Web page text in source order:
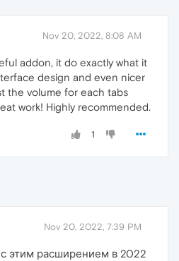
Nov 20, 2022, 8:08 AM
addon, it do exactly what it
design and even nicer
the volume for each tabs
work! Highly recommended.
1
Nov 20, 2022, 7:39 PM
этим расширением в 2022